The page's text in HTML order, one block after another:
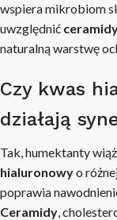
wspiera mikrobiom
uwzględnić
naturalną warstwę
Czy kwas
działają
Tak, humektanty
hialuronowyo
poprawia
Ceramidy,